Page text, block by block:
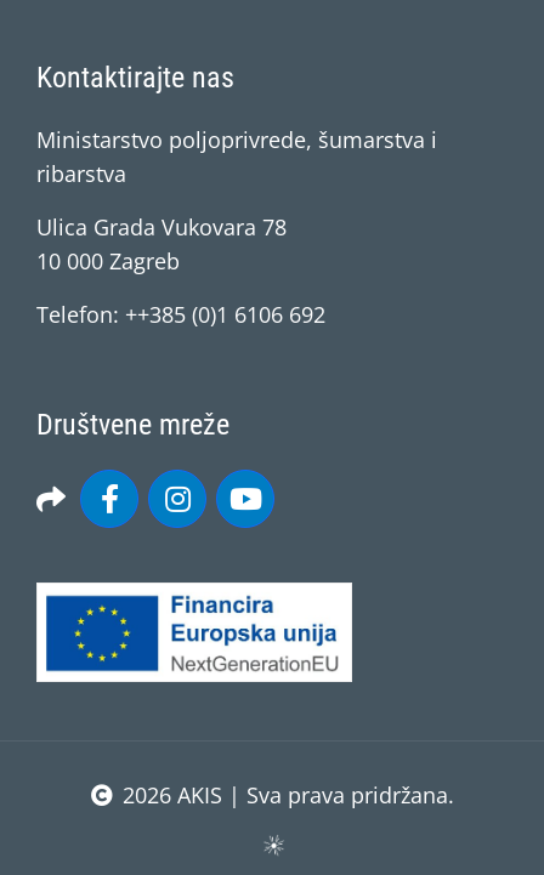
Kontaktirajte nas
Ministarstvo poljoprivrede, šumarstva i
ribarstva
Ulica Grada Vukovara 78
10 000 Zagreb
Telefon: ++385 (0)1 6106 692
Društvene mreže
2026 AKIS | Sva prava pridržana.